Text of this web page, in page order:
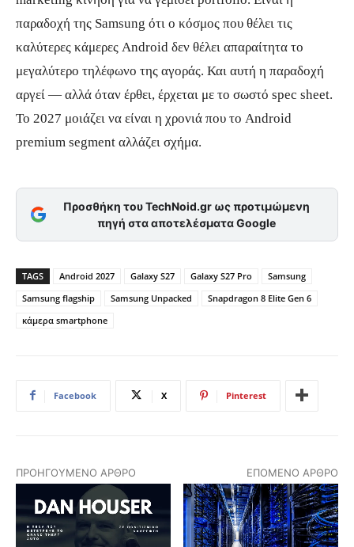
παραδοχή της Samsung ότι ο κόσμος που θέλει τις
καλύτερες κάμερες Android δεν θέλει απαραίτητα το
μεγαλύτερο τηλέφωνο της αγοράς. Και αυτή η παραδοχή
αργεί — αλλά όταν έρθει, έρχεται με το σωστό spec sheet.
Το 2027 μοιάζει να είναι η χρονιά που το Android
premium segment αλλάζει σχήμα.
Προσθήκη του TechNoid.gr ως προτιμώμενη
πηγή στα αποτελέσματα Google
TAGS Android 2027 Galaxy S27 Galaxy S27 Pro
Samsung
Samsung flagship
Samsung Unpacked
Snapdragon 8 Elite Gen 6
κάμερα smartphone
Facebook X Pinterest
ΠΡΟΗΓΟΎΜΕΝΟ ΆΡΘΡΟ ΕΠΌΜΕΝΟ ΆΡΘΡΟ